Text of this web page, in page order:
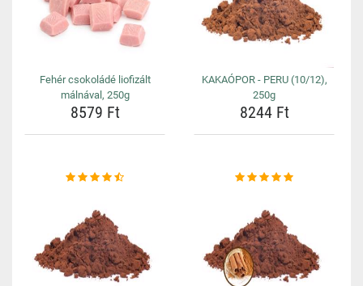
Fehér csokoládé liofizált
málnával, 250g
8579 Ft
KAKAÓPOR - PERU (10/12),
250g
8244 Ft